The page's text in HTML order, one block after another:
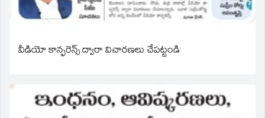
వీడియో కాన్ఫరెన్స్ ద్వారా విచారణలు చేపట్టండి